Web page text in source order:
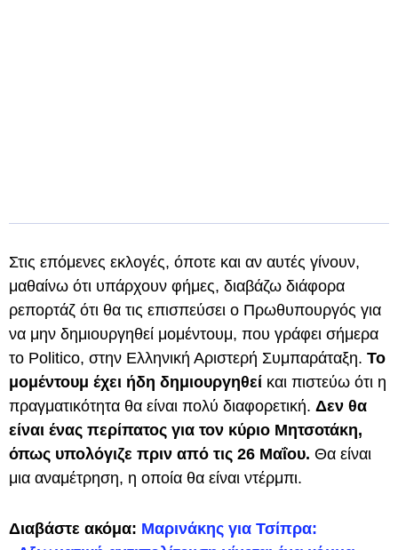
Στις επόμενες εκλογές, όποτε και αν αυτές γίνουν,
μαθαίνω ότι υπάρχουν φήμες, διαβάζω διάφορα
ρεπορτάζ ότι θα τις επισπεύσει ο Πρωθυπουργός για
να μην δημιουργηθεί μομέντουμ, που γράφει σήμερα
το Politico, στην Ελληνική Αριστερή Συμπαράταξη. Το
μομέντουμ έχει ήδη δημιουργηθεί και πιστεύω ότι η
πραγματικότητα θα είναι πολύ διαφορετική. Δεν θα
είναι ένας περίπατος για τον κύριο Μητσοτάκη,
όπως υπολόγιζε πριν από τις 26 Μαΐου. Θα είναι
μια αναμέτρηση, η οποία θα είναι ντέρμπι.
Διαβάστε ακόμα: Μαρινάκης για Τσίπρα: